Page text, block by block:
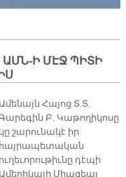
Ի ՄԷՋ ՊԻՏԻ
Ամենայն Հայոց Տ.Տ.
Բ. Կաթողիկոսը
կը շարունակէ իր
հայրապետական
ուղեւորութիւնը դէպի
Ամերիկայի Միացեալ